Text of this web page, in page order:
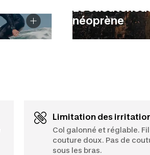
Le
néoprène
Limitation des
Col galonné et réglable.
couture doux. Pas de
sous les bras.